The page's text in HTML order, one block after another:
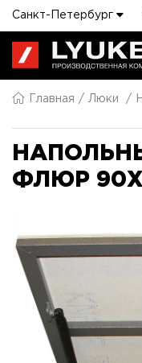
Санкт-Петербург
Главная Люки
ФЛЮР